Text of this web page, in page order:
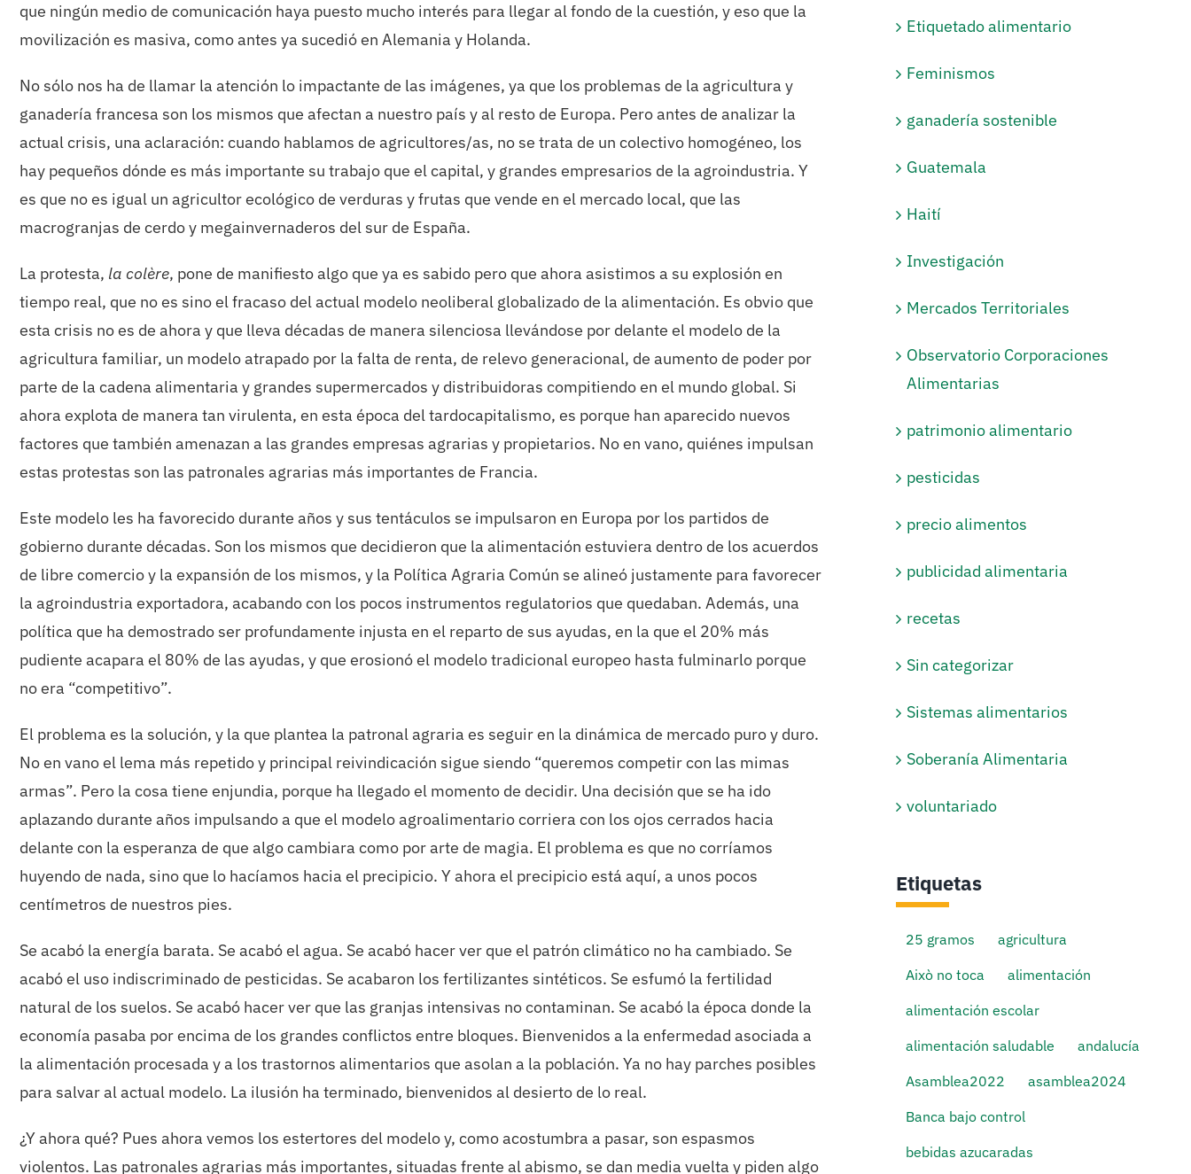
que ningún medio de comunicación haya puesto mucho interés para llegar al fondo de la cuestión, y eso que la
movilización es masiva, como antes ya sucedió en Alemania y Holanda.
No sólo nos ha de llamar la atención lo impactante de las imágenes, ya que los problemas de la agricultura y
ganadería francesa son los mismos que afectan a nuestro país y al resto de Europa. Pero antes de analizar la
actual crisis, una aclaración: cuando hablamos de agricultores/as, no se trata de un colectivo homogéneo, los
hay pequeños dónde es más importante su trabajo que el capital, y grandes empresarios de la agroindustria. Y
es que no es igual un agricultor ecológico de verduras y frutas que vende en el mercado local, que las
macrogranjas de cerdo y megainvernaderos del sur de España.
La protesta, la colère, pone de manifiesto algo que ya es sabido pero que ahora asistimos a su explosión en
tiempo real, que no es sino el fracaso del actual modelo neoliberal globalizado de la alimentación. Es obvio que
esta crisis no es de ahora y que lleva décadas de manera silenciosa llevándose por delante el modelo de la
agricultura familiar, un modelo atrapado por la falta de renta, de relevo generacional, de aumento de poder por
parte de la cadena alimentaria y grandes supermercados y distribuidoras compitiendo en el mundo global. Si
ahora explota de manera tan virulenta, en esta época del tardocapitalismo, es porque han aparecido nuevos
factores que también amenazan a las grandes empresas agrarias y propietarios. No en vano, quiénes impulsan
estas protestas son las patronales agrarias más importantes de Francia.
Este modelo les ha favorecido durante años y sus tentáculos se impulsaron en Europa por los partidos de
gobierno durante décadas. Son los mismos que decidieron que la alimentación estuviera dentro de los acuerdos
de libre comercio y la expansión de los mismos, y la Política Agraria Común se alineó justamente para favorecer
la agroindustria exportadora, acabando con los pocos instrumentos regulatorios que quedaban. Además, una
política que ha demostrado ser profundamente injusta en el reparto de sus ayudas, en la que el 20% más
pudiente acapara el 80% de las ayudas, y que erosionó el modelo tradicional europeo hasta fulminarlo porque
no era “competitivo”.
El problema es la solución, y la que plantea la patronal agraria es seguir en la dinámica de mercado puro y duro.
No en vano el lema más repetido y principal reivindicación sigue siendo “queremos competir con las mimas
armas”. Pero la cosa tiene enjundia, porque ha llegado el momento de decidir. Una decisión que se ha ido
aplazando durante años impulsando a que el modelo agroalimentario corriera con los ojos cerrados hacia
delante con la esperanza de que algo cambiara como por arte de magia. El problema es que no corríamos
huyendo de nada, sino que lo hacíamos hacia el precipicio. Y ahora el precipicio está aquí, a unos pocos
centímetros de nuestros pies.
Se acabó la energía barata. Se acabó el agua. Se acabó hacer ver que el patrón climático no ha cambiado. Se
acabó el uso indiscriminado de pesticidas. Se acabaron los fertilizantes sintéticos. Se esfumó la fertilidad
natural de los suelos. Se acabó hacer ver que las granjas intensivas no contaminan. Se acabó la época donde la
economía pasaba por encima de los grandes conflictos entre bloques. Bienvenidos a la enfermedad asociada a
la alimentación procesada y a los trastornos alimentarios que asolan a la población. Ya no hay parches posibles
para salvar al actual modelo. La ilusión ha terminado, bienvenidos al desierto de lo real.
¿Y ahora qué? Pues ahora vemos los estertores del modelo y, como acostumbra a pasar, son espasmos
violentos. Las patronales agrarias más importantes, situadas frente al abismo, se dan media vuelta y piden algo
Etiquetado alimentario
Feminismos
ganadería sostenible
Guatemala
Haití
Investigación
Mercados Territoriales
Observatorio Corporaciones
Alimentarias
patrimonio alimentario
pesticidas
precio alimentos
publicidad alimentaria
recetas
Sin categorizar
Sistemas alimentarios
Soberanía Alimentaria
voluntariado
Etiquetas
25 gramos
agricultura
Això no toca
alimentación
alimentación escolar
alimentación saludable
andalucía
Asamblea2022
asamblea2024
Banca bajo control
bebidas azucaradas